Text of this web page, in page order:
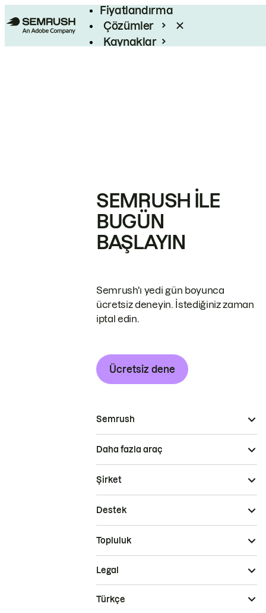
Fiyatlandırma
Çözümler
Kaynaklar
SEMRUSH ILE
BUGÜN
BAŞLAYIN
Semrush'ı yedi gün boyunca
ücretsiz deneyin. İstediğiniz zaman
iptal edin.
Ücretsiz dene
Semrush
Daha fazla araç
Şirket
Destek
Topluluk
Legal
Türkçe